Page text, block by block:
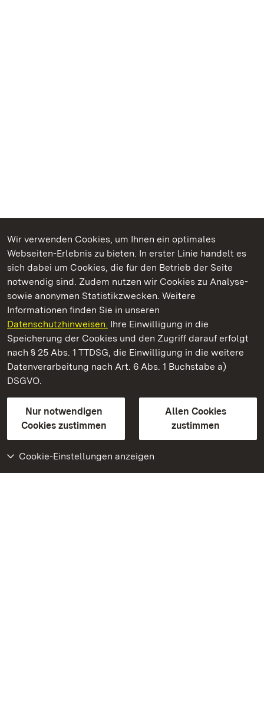
Wir verwenden Cookies, um Ihnen ein optimales
Webseiten-Erlebnis zu bieten. In erster Linie handelt es
sich dabei um Cookies, die für den Betrieb der Seite
notwendig sind. Zudem nutzen wir Cookies zu Analyse-
sowie anonymen Statistikzwecken. Weitere
Informationen finden Sie in unseren
Datenschutzhinweisen. Ihre Einwilligung in die
Speicherung der Cookies und den Zugriff darauf erfolgt
nach § 25 Abs. 1 TTDSG, die Einwilligung in die weitere
Datenverarbeitung nach Art. 6 Abs. 1 Buchstabe a)
DSGVO.
Nur notwendigen
Cookies zustimmen
Allen Cookies
zustimmen
Cookie-Einstellungen anzeigen
Kommen. Staunen. Genießen.
Residenzschloss Rastatt
Staatliche Schlösser und Gärten Baden-Württemberg
Kontakt
GebärdenspracheLeichte Sprache
Erklärung zur Barrierefreiheit
BITV-konform (geprüfte Seiten)
Weiteres